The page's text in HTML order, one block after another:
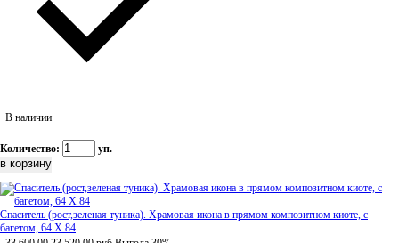
В наличии
Количество: уп.
Спаситель (рост,зеленая туника). Храмовая икона в прямом композитном киоте, с
багетом, 64 Х 84